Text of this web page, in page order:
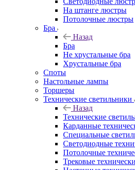
На штанге люстры
Потолочные люстры
Бра
Назад
Бра
Не хрустальные бра
Хрустальные бра
Споты
Настольные лампы
Торшеры
Технические светильники
Назад
Технические
Карданные
Специальные
Светодиодные
Потолочные
Трековые